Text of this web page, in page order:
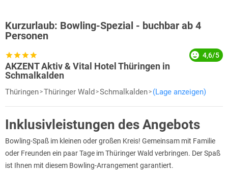
Kurzurlaub: Bowling-Spezial - buchbar ab 4
Personen
AKZENT Aktiv & Vital Hotel Thüringen in
Schmalkalden
4,6/5
Thüringen Thüringer Wald Schmalkalden (Lage anzeigen)
Inklusivleistungen des Angebots
Bowling-Spaß im kleinen oder großen Kreis! Gemeinsam mit Familie
oder Freunden ein paar Tage im Thüringer Wald verbringen. Der Spaß
ist Ihnen mit diesem Bowling-Arrangement garantiert.